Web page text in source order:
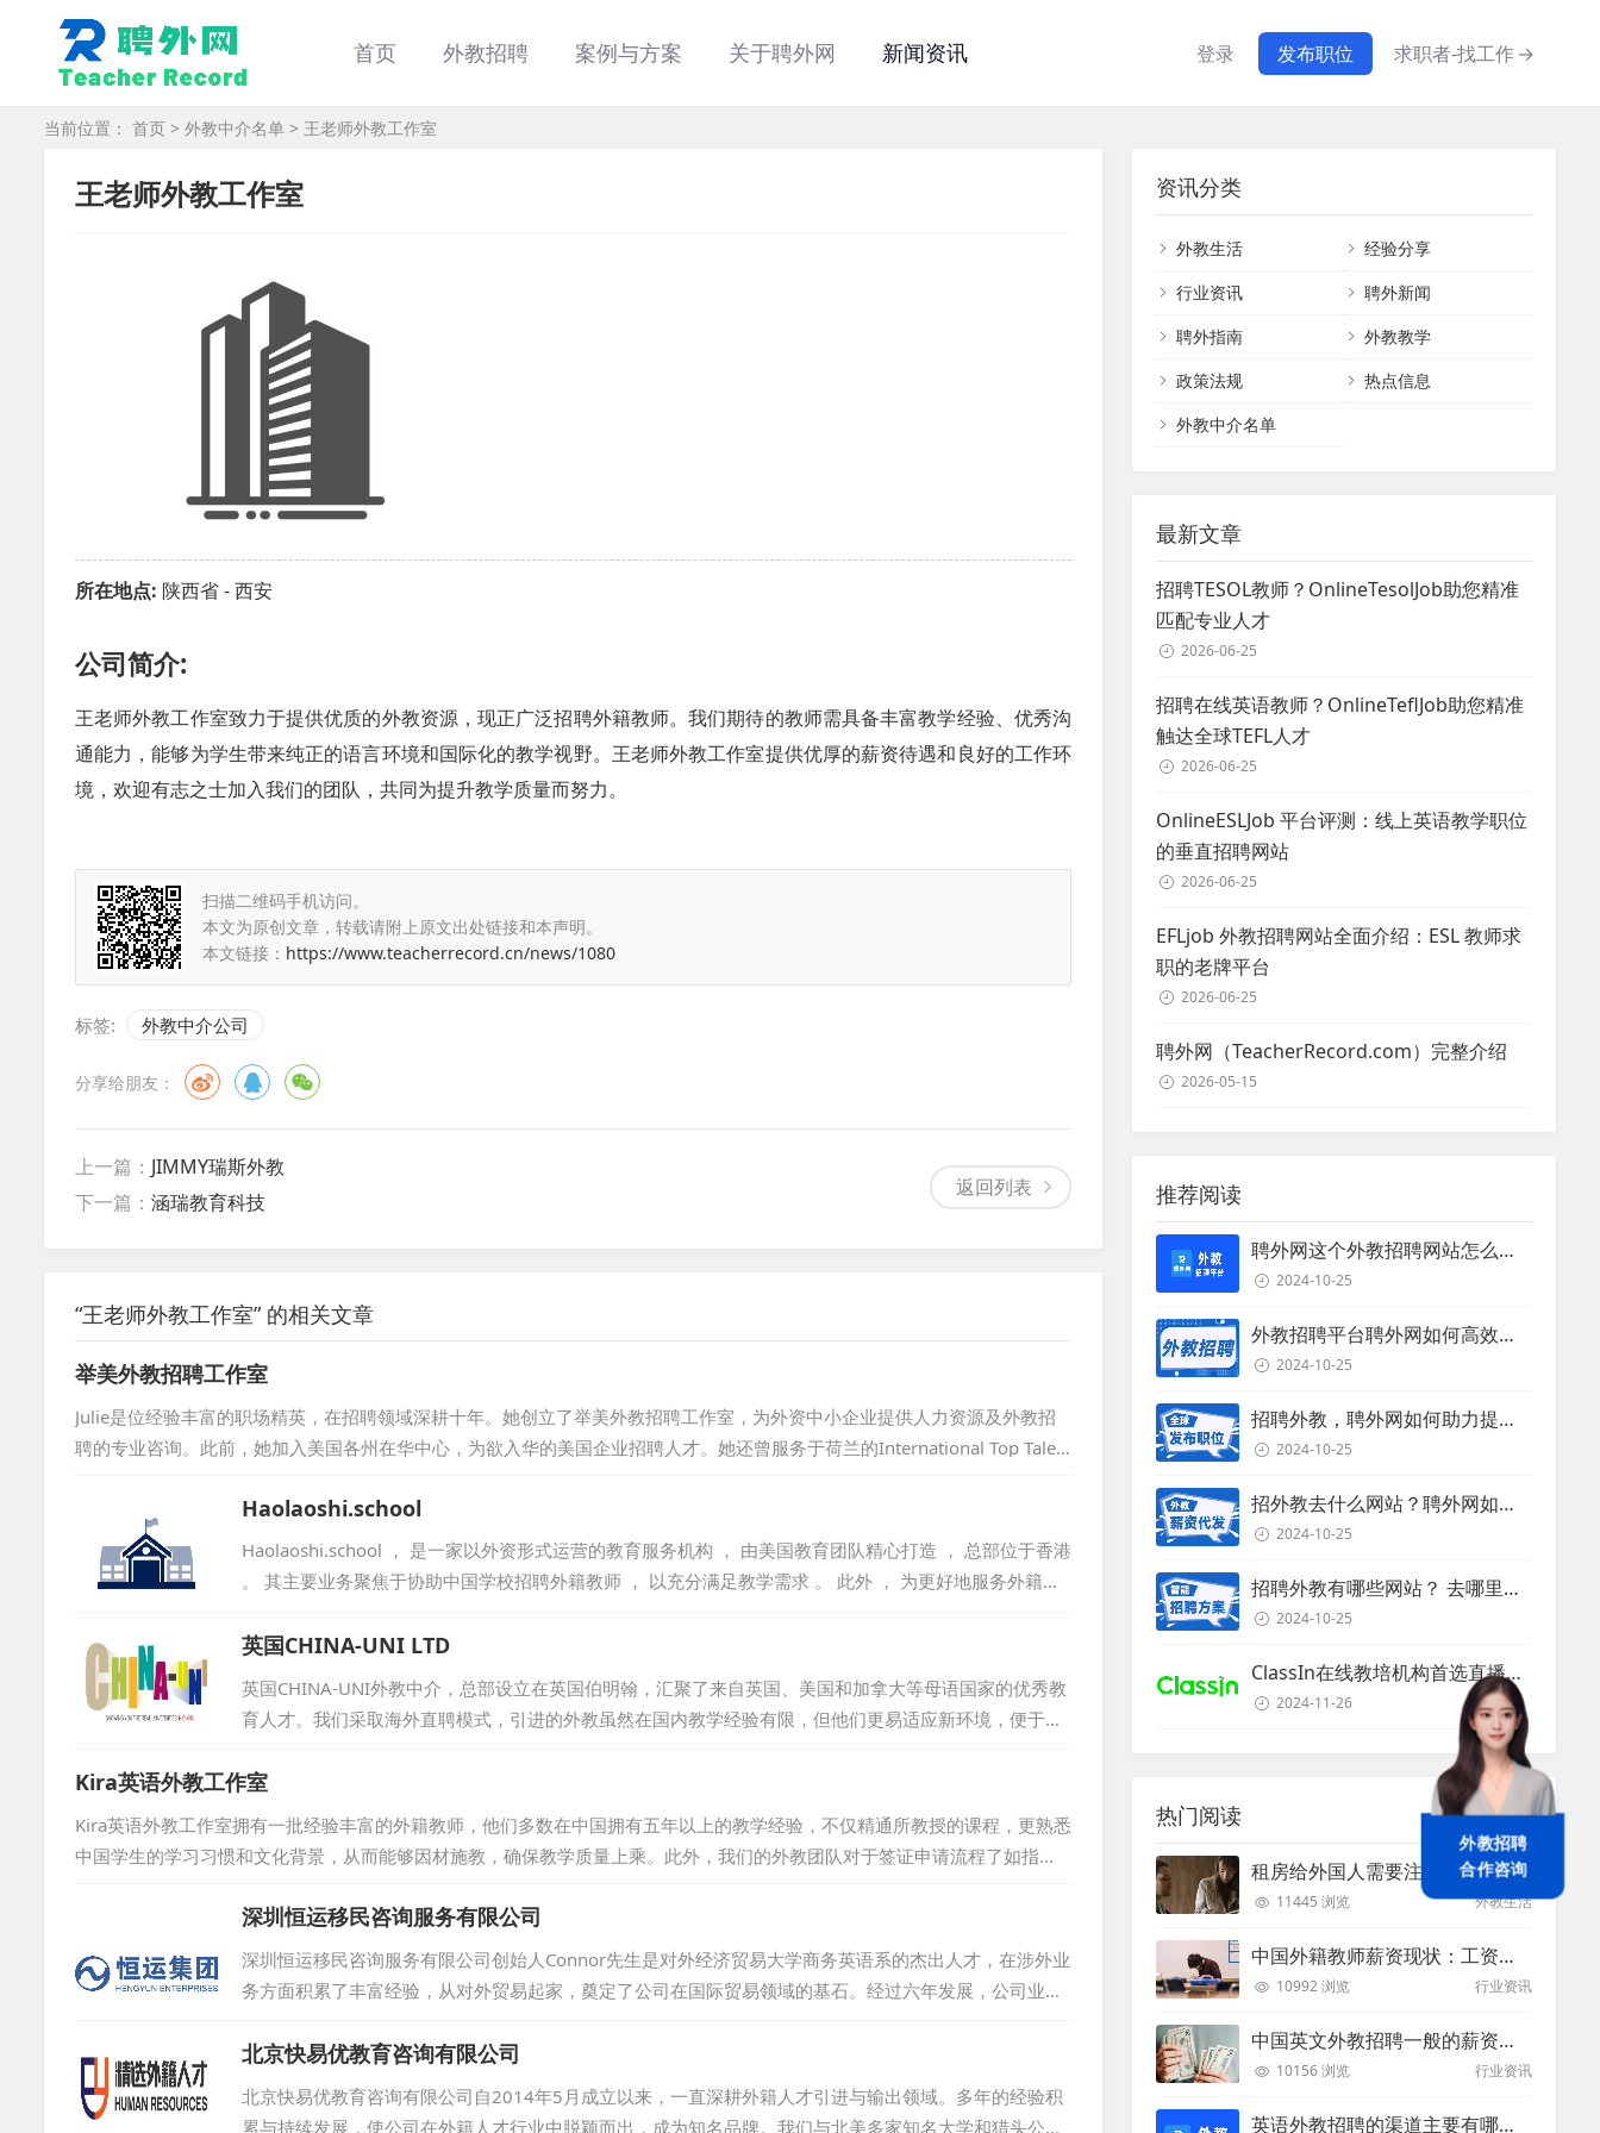
首页 外教招聘 案例与方案 关于聘外网 新闻资讯 登录 发布职位 求职者-找工作→
当前位置： 首页 > 外教中介名单 > 王老师外教工作室
王老师外教工作室
所在地点: 陕西省 - 西安
公司简介:
王老师外教工作室致力于提供优质的外教资源，现正广泛招聘外籍教师。我们期待的教师需具备丰富教学经验、优秀沟
通能力，能够为学生带来纯正的语言环境和国际化的教学视野。王老师外教工作室提供优厚的薪资待遇和良好的工作环
境，欢迎有志之士加入我们的团队，共同为提升教学质量而努力。
扫描二维码手机访问。
本文为原创文章，转载请附上原文出处链接和本声明。
本文链接： https://www.teacherrecord.cn/news/1080
标签: 外教中介公司
分享给朋友：
返回列表
上一篇： JIMMY瑞斯外教
下一篇： 涵瑞教育科技
“王老师外教工作室” 的相关文章
举美外教招聘工作室
Julie是位经验丰富的职场精英，在招聘领域深耕十年。她创立了举美外教招聘工作室，为外资中小企业提供人力资源及外教招
聘的专业咨询。此前，她加入美国各州在华中心，为欲入华的美国企业招聘人才。她还曾服务于荷兰的International Top Talen
t，担任项目经理，为荷兰机构和企业招募中国人才。Julie还曾在Stanton Chase担任总监，并在美国凤凰城的私募基金工作。她
还曾在可口可乐中国总部负责策略采购，早期在德国工业公司工作，并在上海财经大学教授英语。Julie毕业于美国雷鸟全球管
理学院，并持有华东师...
Haolaoshi.school
Haolaoshi.school ， 是一家以外资形式运营的教育服务机构 ， 由美国教育团队精心打造 ， 总部位于香港
。 其主要业务聚焦于协助中国学校招聘外籍教师 ， 以充分满足教学需求 。 此外 ， 为更好地服务外籍教
师 ， 公司在重庆设立了分支机构 ， 提供全方位的支持 。 线上平台Haolaoshi . school的推出 ， 旨在为
求职者呈现众多权威工作机会的同时 ， 还提供TEFL证书培训服务 。 该公司运营模式类似猎头公司 ， 旨
在确保外教符合学校各项要求 ， 并维护双方的权益 。 其目标在于推动东西...
英国CHINA-UNI LTD
英国CHINA-UNI外教中介，总部设立在英国伯明翰，汇聚了来自英国、美国和加拿大等母语国家的优秀教
育人才。我们采取海外直聘模式，引进的外教虽然在国内教学经验有限，但他们更易适应新环境，便于管
理，从而有效避免了因经验过于丰富而难以适应新变化的老教师现象。我们秉持诚信原则，郑重承诺：若
外教到岗三个月内表现不佳，将免费为您更换。多年来，我们与国内众多学校建立了稳固的合作关系，赢
得了客户的广泛赞誉。选择CHINA-UNI，意味着选择了专业、可靠的外教服务伙伴。...
Kira英语外教工作室
Kira英语外教工作室拥有一批经验丰富的外籍教师，他们多数在中国拥有五年以上的教学经验，不仅精通所教授的课程，更熟悉
中国学生的学习习惯和文化背景，从而能够因材施教，确保教学质量上乘。此外，我们的外教团队对于签证申请流程了如指
掌，他们大都已提前准备好如无犯罪记录证明等必要文件，一旦需要，能够迅速完成相关手续，确保在一个月内顺利到岗，为
学生们提供稳定而高效的教学服务。...深圳恒运移民咨询服务有限公司
深圳恒运移民咨询服务有限公司创始人Connor先生是对外经济贸易大学商务英语系的杰出人才，在涉外业
务方面积累了丰富经验，从对外贸易起家，奠定了公司在国际贸易领域的基石。经过六年发展，公司业务
聚焦于两大板块：投资移民与外籍人才引进。服务范围覆盖内地多个省市，凭借优质服务与良好信誉，公
司在北京、深圳设立分公司。...
北京快易优教育咨询有限公司
北京快易优教育咨询有限公司自2014年5月成立以来，一直深耕外籍人才引进与输出领域。多年的经验积
累与持续发展，使公司在外籍人才行业中脱颖而出，成为知名品牌。我们与北美多家知名大学和猎头公司
资讯分类
外教生活
经验分享
行业资讯
聘外新闻
聘外指南
外教教学
政策法规
热点信息
外教中介名单
最新文章
招聘TESOL教师？OnlineTesolJob助您精准
匹配专业人才
2026-06-25
招聘在线英语教师？OnlineTeflJob助您精准
触达全球TEFL人才
2026-06-25
OnlineESLJob 平台评测：线上英语教学职位
的垂直招聘网站
2026-06-25
EFLjob 外教招聘网站全面介绍：ESL 教师求
职的老牌平台
2026-06-25
聘外网（TeacherRecord.com）完整介绍
2026-05-15
推荐阅读
聘外网这个外教招聘网站怎么样？
2024-10-25
外教招聘平台聘外网如何高效招聘外教？
2024-10-25
招聘外教，聘外网如何助力提升招聘效率？
2024-10-25
招外教去什么网站？聘外网如何助力企业外教招聘
2024-10-25
招聘外教有哪些网站？ 去哪里招聘外教？
2024-10-25
ClassIn在线教培机构首选直播课堂服务商
2024-11-26
热门阅读
租房给外国人需要注意些什么？
11445 浏览 外教生活
中国外籍教师薪资现状：工资和待遇都非常高
10992 浏览 行业资讯
中国英文外教招聘一般的薪资是多少？
10156 浏览 行业资讯
英语外教招聘的渠道主要有哪些？
外教招聘
合作咨询